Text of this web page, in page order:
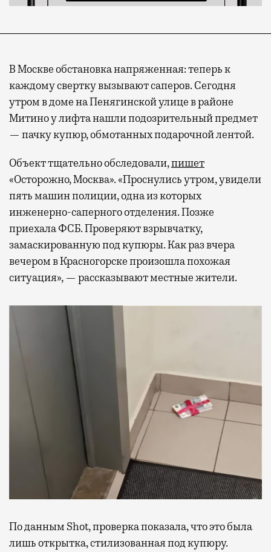
В Москве обстановка напряженная: теперь к
каждому свертку вызывают саперов. Сегодня
утром в доме на Пенягинской улице в районе
Митино у лифта нашли подозрительный предмет
— пачку купюр, обмотанных подарочной лентой.
Объект тщательно обследовали,пишет
«Осторожно, Москва». «Проснулись утром, увидели
пять машин полиции, одна из которых
инженерно-саперного отделения. Позже
приехала ФСБ. Проверяют взрывчатку,
замаскированную под купюры. Как раз вчера
вечером в Красногорске произошла похожая
ситуация», — рассказывают местные жители.
По данным Shot, проверка показала, что это была
лишь открытка, стилизованная под купюру.